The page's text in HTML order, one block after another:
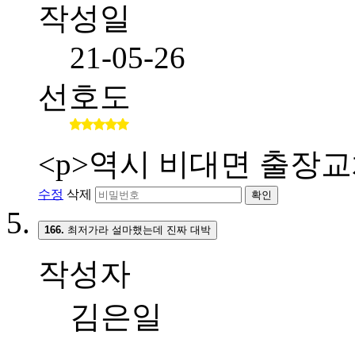
작성일
21-05-26
선호도
<p>역시 비대면 출장
수정 삭제 확인
166. 최저가라 설마했는데 진짜 대박
작성자
김은일